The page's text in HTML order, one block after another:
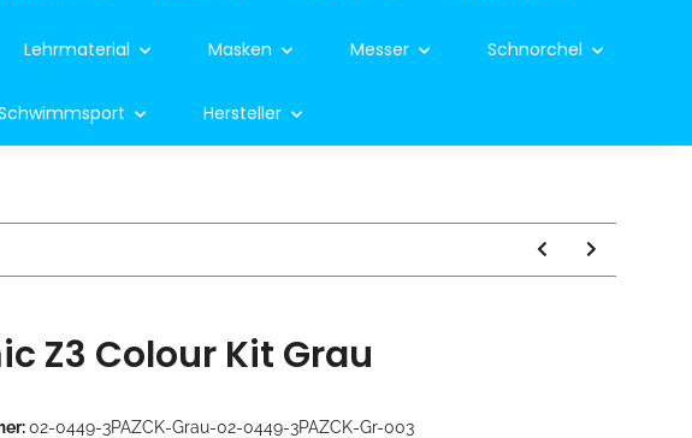
Lehrmaterial Masken Messer Schnorchel
Hersteller
Z3 Colour Kit Grau
02-0449-3PAZCK-Grau-02-0449-3PAZCK-Gr-003